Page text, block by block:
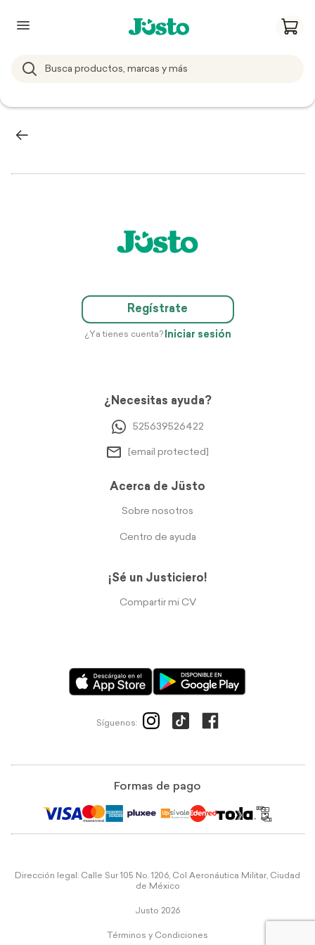
Regístrate
¿Ya tienes cuenta? Iniciar sesión
¿Necesitas ayuda?
525639526422
[email protected]
Acerca de Jüsto
Sobre nosotros
Centro de ayuda
¡Sé un Justiciero!
Compartir mi CV
Síguenos:
Formas de pago
Dirección legal: Calle Sur 105 No. 1206, Col Aeronáutica Militar, Ciudad
de México
Justo 2026
Términos y Condiciones